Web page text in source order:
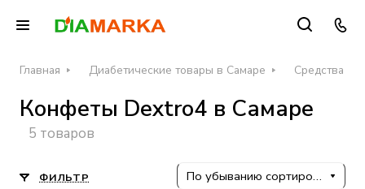
Главная Диабетические товары в Самаре Средства
Конфеты Dextro4 в Самаре
5 товаров
ФИЛЬТР По убыванию сортировки